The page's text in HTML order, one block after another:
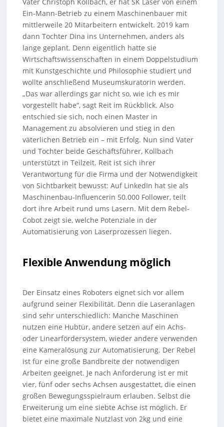
Vater Christoph Kollbach, er hat SK Laser von einem
Ein-Mann-Betrieb zu einem Maschinenbauer mit
mittlerweile 20 Mitarbeitern entwickelt. 2019 kam
dann Tochter Dina ins Unternehmen, anders als
lange geplant. Denn eigentlich hatte sie
Wirtschaftswissenschaften in einem Doppelstudium
mit Kunstgeschichte und Philosophie studiert und
wollte anschließend Museumskuratorin werden.
„Das war allerdings gar nicht so, wie ich es mir
vorgestellt habe“, sagt Reit im Rückblick. Also
entschied sie sich, noch einen Master in
Management zu absolvieren und stieg in den
väterlichen Betrieb ein – mit Erfolg. Nun sind Vater
und Tochter beide Geschäftsführer, Kollbach
unterstützt in Teilzeit. Reit ist sich ihrer
Verantwortung für die Firma und der Notwendigkeit
von Sichtbarkeit bewusst: Auf LinkedIn hat sie als
Maschinenbau-Influencerin 50.000 Follower, teilt
dort ihre Arbeit rund ums Lasern. Mit dem Rebel-
Cobot zeigt sie, welche Potenziale in der
Automatisierung von Laserprozessen liegen.
Flexible Anwendung möglich
Der Einsatz eines Roboters eignet sich vor allem
aufgrund seiner Flexibilität. Denn die Laseranlagen
sind sehr unterschiedlich: Manche Maschinen
nutzen eine Hubtür, andere setzen auf ein Achs-
oder Linearfördersystem, wieder andere verwenden
eine Kameralösung zur Automatisierung. Der Rebel
ist für eine große Bandbreite der notwendigen
Arbeiten geeignet. Je nach Anforderung ist er mit
vier, fünf oder sechs Achsen ausgestattet, die einen
großen Bewegungsspielraum erlauben. Selbst die
Erweiterung um eine siebte Achse ist möglich. Er
bietet eine maximale Nutzlast von 2kg und eine